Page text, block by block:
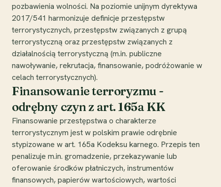
pozbawienia wolności. Na poziomie unijnym dyrektywa
2017/541 harmonizuje definicje przestępstw
terrorystycznych, przestępstw związanych z grupą
terrorystyczną oraz przestępstw związanych z
działalnością terrorystyczną (m.in. publiczne
nawoływanie, rekrutacja, finansowanie, podróżowanie w
celach terrorystycznych).
Finansowanie terroryzmu -
odrębny czyn z art. 165a KK
Finansowanie przestępstwa o charakterze
terrorystycznym jest w polskim prawie odrębnie
stypizowane w art. 165a Kodeksu karnego. Przepis ten
penalizuje m.in. gromadzenie, przekazywanie lub
oferowanie środków płatniczych, instrumentów
finansowych, papierów wartościowych, wartości